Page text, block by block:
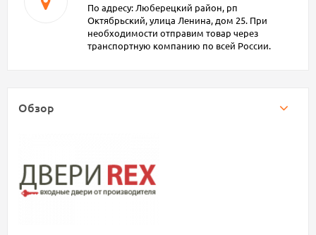
По адресу: Люберецкий район, рп
Октябрьский, улица Ленина, дом 25. При
необходимости отправим товар через
транспортную компанию по всей России.
Обзор